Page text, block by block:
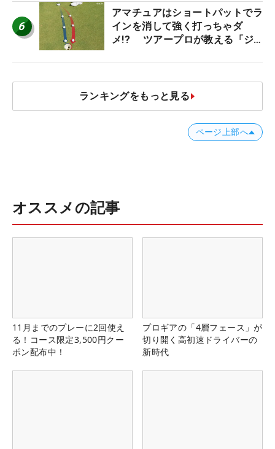
6
アマチュアはショートパットでラ
インを消して強く打っちゃダ
メ!? ツアープロが教える「ジ
減するワケ
ランキングをもっと見る
ページ上部へ
オススメの記事
11月までのプレーに2回使え
る！コース限定3,500円クー
ポン配布中！
プロギアの「4層フェース」が
切り開く高初速ドライバーの
新時代